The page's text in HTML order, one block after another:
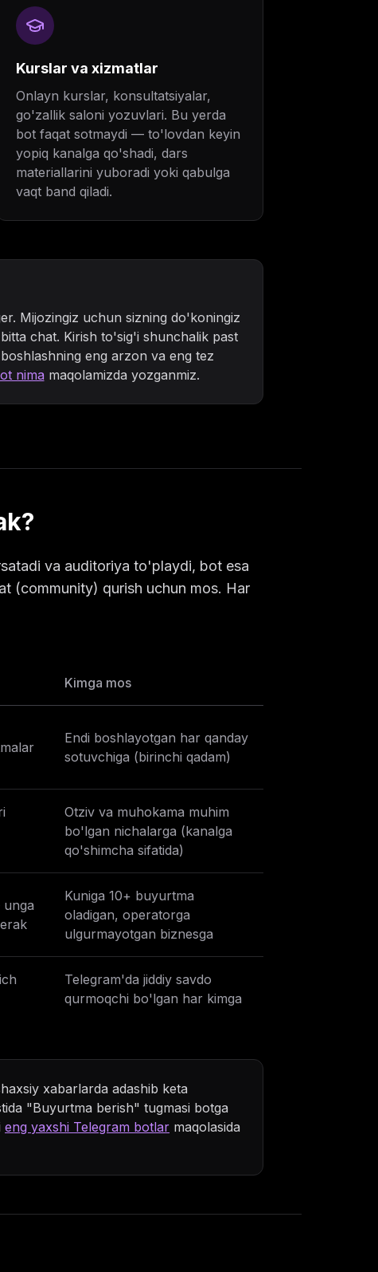
Kurslar va xizmatlar
Onlayn kurslar, konsultatsiyalar,
go'zallik saloni yozuvlari. Bu yerda
bot faqat sotmaydi — to'lovdan keyin
yopiq kanalga qo'shadi, dars
materiallarini yuboradi yoki qabulga
vaqt band qiladi.
Mijozingiz uchun sizning do'koningiz
chat. Kirish to'sig'i shunchalik past
eng arzon va eng tez
nima maqolamizda yozganmiz.
va auditoriya to'playdi, bot esa
(community) qurish uchun mos. Har
Kimga mos
Endi boshlayotgan har qanday
sotuvchiga (birinchi qadam)
Otziv va muhokama muhim
bo'lgan nichalarga (kanalga
qo'shimcha sifatida)
Kuniga 10+ buyurtma
oladigan, operatorga
ulgurmayotgan biznesga
Telegram'da jiddiy savdo
qurmoqchi bo'lgan har kimga
xabarlarda adashib keta
"Buyurtma berish" tugmasi botga
eng yaxshi Telegram botlar maqolasida